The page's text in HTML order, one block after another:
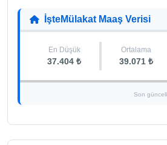
İşteMülakat Maaş Verisi
En Düşük
37.404 ₺
Ortalama
39.071 ₺
Son